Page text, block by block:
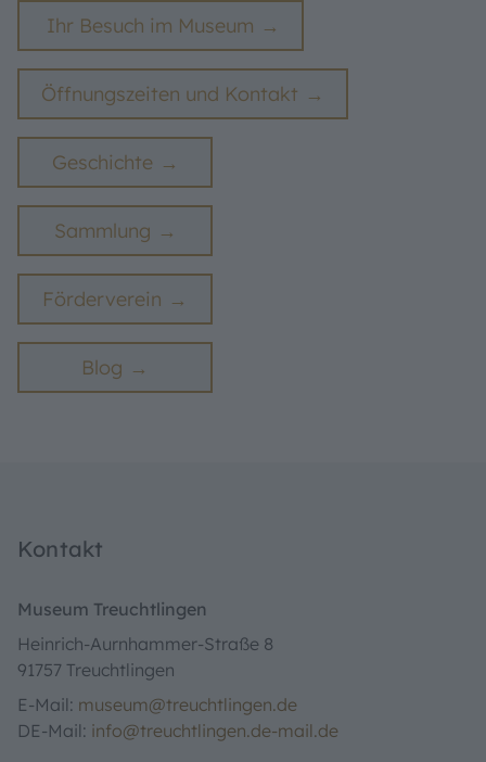
Ihr Besuch im Museum
Öffnungszeiten und Kontakt
Geschichte
Sammlung
Förderverein
Blog
Kontakt
Museum Treuchtlingen
Heinrich-Aurnhammer-Straße 8
91757 Treuchtlingen
E-Mail: museum@treuchtlingen.de
DE-Mail: info@treuchtlingen.de-mail.de